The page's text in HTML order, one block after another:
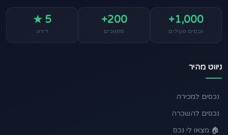
1,000+
נכסים פעילים
200+
מתווכים
5 ★
דירוג
ניווט מהיר
נכסים למכירה
נכסים להשכרה
🏠 מצאו לי נכס